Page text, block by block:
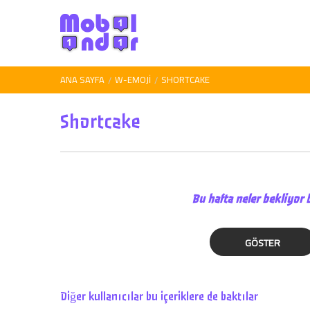
ANA SAYFA W-EMOJI SHORTCAKE
Shortcake
Bu hafta neler bekliyor
GÖSTER
Diğer kullanıcılar bu içeriklere de baktılar